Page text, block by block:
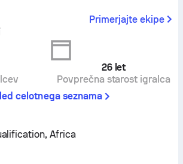
Primerjajte ekipe
26 let
Povprečna starost igralca
celotnega seznama
Africa